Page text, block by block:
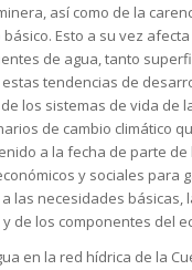
así como de la
Esto a su vez
de agua, tanto
tendencias de
los sistemas de vida de
de cambio climático
a la fecha de parte de
y sociales para
las necesidades básicas,
de los componentes del
en la red hídrica de la